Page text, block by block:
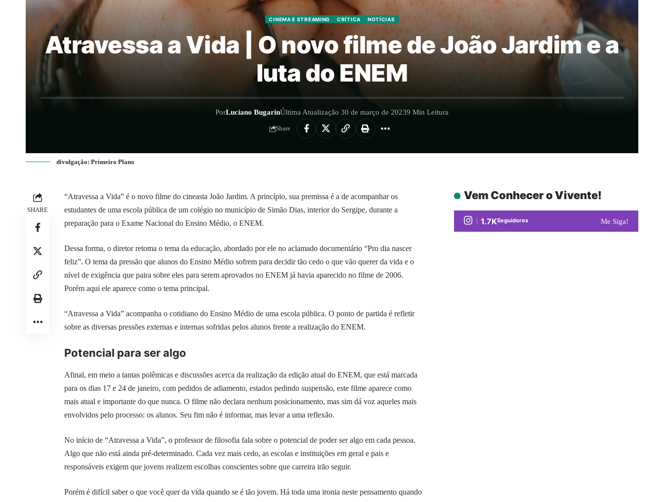
CINEMA E STREAMING CRÍTICA NOTÍCIAS
Atravessa a Vida | O novo filme de João Jardim e a
luta do ENEM
PorLuciano BugarinÚltima Atualização 30 de março de 20239 Min Leitura
Share
divulgação: Primeiro Plano
SHARE
“Atravessa a Vida” é o novo filme do cineasta João Jardim. A princípio, sua premissa é a de acompanhar os
estudantes de uma escola pública de um colégio no município de Simão Dias, interior do Sergipe, durante a
preparação para o Exame Nacional do Ensino Médio, o ENEM.
Dessa forma, o diretor retoma o tema da educação, abordado por ele no aclamado documentário “Pro dia nascer
feliz”. O tema da pressão que alunos do Ensino Médio sofrem para decidir tão cedo o que vão querer da vida e o
nível de exigência que paira sobre eles para serem aprovados no ENEM já havia aparecido no filme de 2006.
Porém aqui ele aparece como o tema principal.
“Atravessa a Vida” acompanha o cotidiano do Ensino Médio de uma escola pública. O ponto de partida é refletir
sobre as diversas pressões externas e internas sofridas pelos alunos frente a realização do ENEM.
Potencial para ser algo
Afinal, em meio a tantas polêmicas e discussões acerca da realização da edição atual do ENEM, que está marcada
para os dias 17 e 24 de janeiro, com pedidos de adiamento, estados pedindo suspensão, este filme aparece como
mais atual e importante do que nunca. O filme não declara nenhum posicionamento, mas sim dá voz aqueles mais
envolvidos pelo processo: os alunos. Seu fim não é informar, mas levar a uma reflexão.
No início de “Atravessa a Vida”, o professor de filosofia fala sobre o potencial de poder ser algo em cada pessoa.
Algo que não está ainda pré-determinado. Cada vez mais cedo, as escolas e instituições em geral e pais e
responsáveis exigem que jovens realizem escolhas conscientes sobre que carreira irão seguir.
Porém é difícil saber o que você quer da vida quando se é tão jovem. Há toda uma ironia neste pensamento quando
Vem Conhecer o Vivente!
1.7KSeguidores Me Siga!